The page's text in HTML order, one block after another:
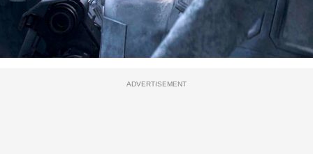
ADVERTISEMENT